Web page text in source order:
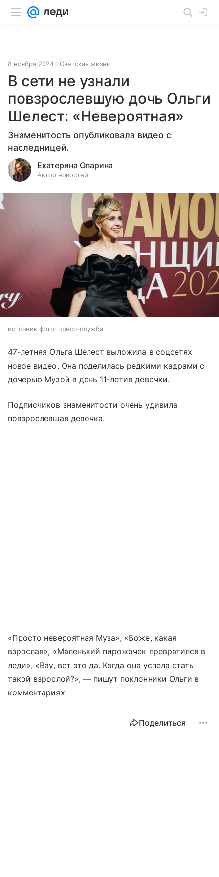
8 ноября 2024 Светская жизнь
В сети не узнали
повзрослевшую дочь Ольги
Шелест: «Невероятная»
Знаменитость опубликовала видео с
наследницей.
Екатерина Опарина
Автор новостей
источник фото: пресс-служба
47-летняя Ольга Шелест выложила в соцсетях
новое видео. Она поделилась редкими кадрами с
дочерью Музой в день 11-летия девочки.
Подписчиков знаменитости очень удивила
повзрослевшая девочка.
«Просто невероятная Муза», «Боже, какая
взрослая», «Маленький пирожочек превратился в
леди», «Вау, вот это да. Когда она успела стать
такой взрослой?», — пишут поклонники Ольги в
комментариях.
Поделиться